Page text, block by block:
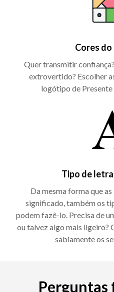
Cores
Quer transmitir
extrovertido? Escolher
logótipo de Presente
Tipo de
Da mesma forma que
significado, também os
podem fazê-lo. Precisa de
ou talvez algo mais ligeiro?
sabiamente os
Perguntas